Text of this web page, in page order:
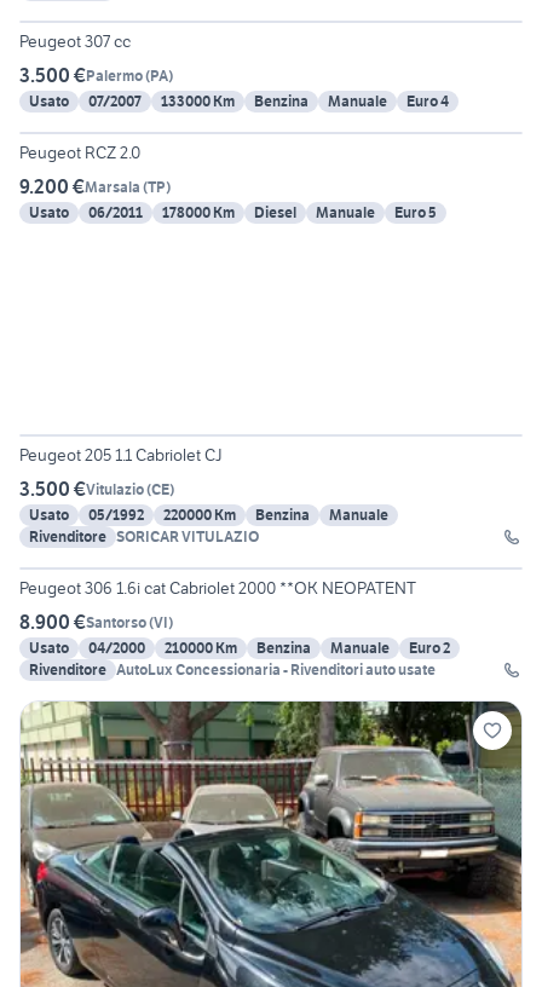
Peugeot 307 cc
3.500 €Palermo(PA)
Usato
07/2007 133000 Km Benzina Manuale Euro 4
6
Peugeot RCZ 2.0
9.200 €Marsala (TP)
Usato
06/2011 178000 Km Diesel Manuale Euro 5
Peugeot 205 1.1 Cabriolet CJ
3.500 €Vitulazio(CE)
Usato
05/1992 220000 Km Benzina
Manuale
Rivenditore SORICAR VITULAZIO
18
Peugeot 306 1.6i cat Cabriolet 2000 **OK NEOPATENT
8.900 €Santorso(VI)
Usato
04/2000 210000 Km Benzina Manuale
Euro 2
Rivenditore AutoLux Concessionaria - Rivenditori auto usate